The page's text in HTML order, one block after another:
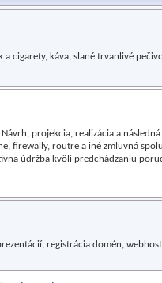
a cigarety, káva, slané trvanlivé
projekcia, realizácia a
firewally, routre a iné zmluvná
údržba kvôli predchádzaniu
registrácia domén,